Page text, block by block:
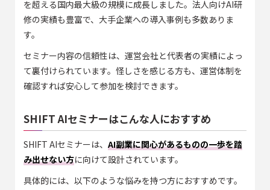
を超える国内最大級の規模に成長しました。法人向けAI研
修の実績も豊富で、大手企業への導入事例も多数ありま
す。
セミナー内容の信頼性は、運営会社と代表者の実績によっ
て裏付けられています。怪しさを感じる方も、運営体制を
確認すれば安心して参加を検討できます。
SHIFT AIセミナーはこんな人におすすめ
SHIFT AIセミナーは、 AI副業に関心があるものの一歩を踏
み出せない方に向けて設計されています。
具体的には、以下のような悩みを持つ方におすすめです。